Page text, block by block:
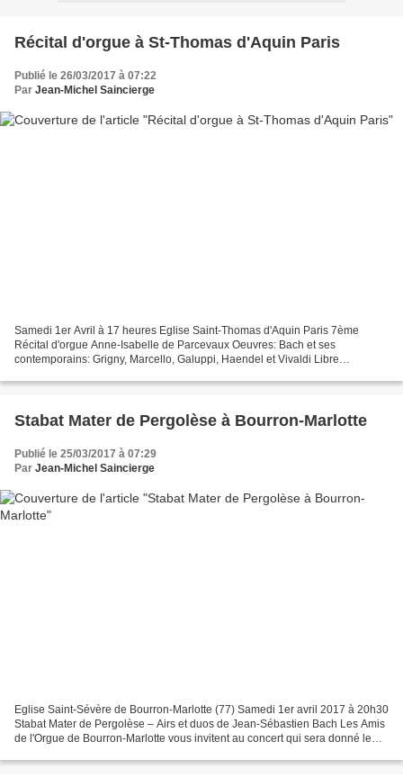
Récital d'orgue à St-Thomas d'Aquin Paris
Publié le 26/03/2017 à 07:22
Par Jean-Michel Saincierge
Samedi 1er Avril à 17 heures Eglise Saint-Thomas d'Aquin Paris 7ème
Récital d'orgue Anne-Isabelle de Parcevaux Oeuvres: Bach et ses
contemporains: Grigny, Marcello, Galuppi, Haendel et Vivaldi Libre
Stabat Mater de Pergolèse à Bourron-Marlotte
Publié le 25/03/2017 à 07:29
Par Jean-Michel Saincierge
Eglise Saint-Sévère de Bourron-Marlotte (77) Samedi 1er avril 2017 à 20h30
Stabat Mater de Pergolèse – Airs et duos de Jean-Sébastien Bach Les Amis
de l'Orgue de Bourron-Marlotte vous invitent au concert qui sera donné le